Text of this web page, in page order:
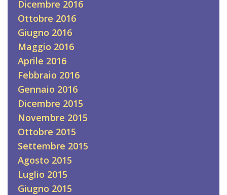
Dicembre 2016
Ottobre 2016
Giugno 2016
Maggio 2016
Aprile 2016
Febbraio 2016
Gennaio 2016
Dicembre 2015
Novembre 2015
Ottobre 2015
Settembre 2015
Agosto 2015
Luglio 2015
Giugno 2015